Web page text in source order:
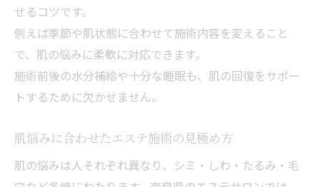
せるコツです。
例えば季節や肌状態に合わせて施術内容を変えること
で、肌の悩みに柔軟に対応できます。
施術前後の水分補給や十分な睡眠も、肌の回復をサポー
トするために欠かせません。
肌悩みに合わせたエステ施術の見極め方
肌の悩みは人それぞれ異なり、シミ・しわ・たるみ・毛